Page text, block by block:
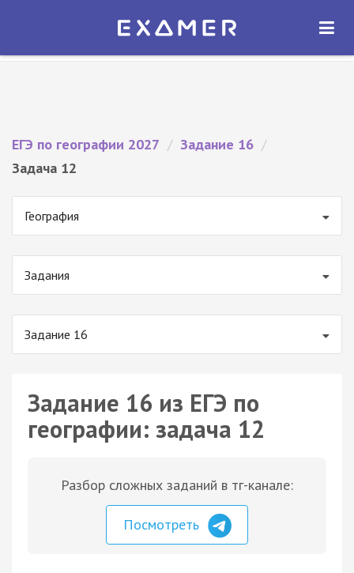
Экзамер — ЕГЭ 2027
ОТКРЫТЬ
ЕГЭ по географии 2027 / Задание 16 /
Задача 12
География
Задания
Задание 16
Задание 16 из ЕГЭ по
географии: задача 12
Разбор сложных заданий в тг-канале:
Посмотреть